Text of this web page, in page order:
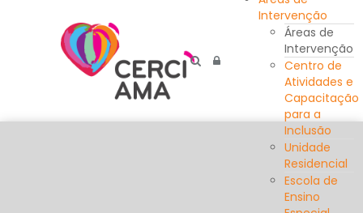
Intervenção
Áreas de
Intervenção
Centro de
Atividades e
Capacitação
para a
Inclusão
Unidade
Residencial
Escola de
Ensino